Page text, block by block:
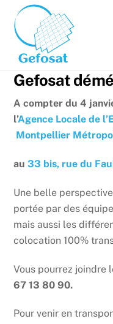
content
Gefosat
A compter du 4
l’Agence Locale de
Montpellier
au33 bis, rue du
Une belle
portée par des
mais aussi les
colocation 100%
Vous pourrez joindre
67 13 80 90.
Pour venir en